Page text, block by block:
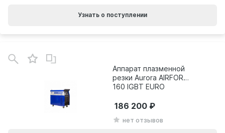
Узнать о поступлении
Аппарат плазменной
резки Aurora AIRFORCE
160 IGBT EURO
нет отзывов
186 200